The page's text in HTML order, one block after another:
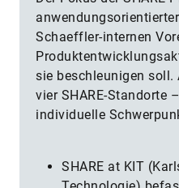
Schaeffler-internen
sie beschleunigen
vier SHARE-Standorte
individuelle
SHARE at KIT